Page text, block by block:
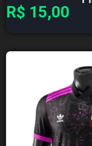
R$ 15,00